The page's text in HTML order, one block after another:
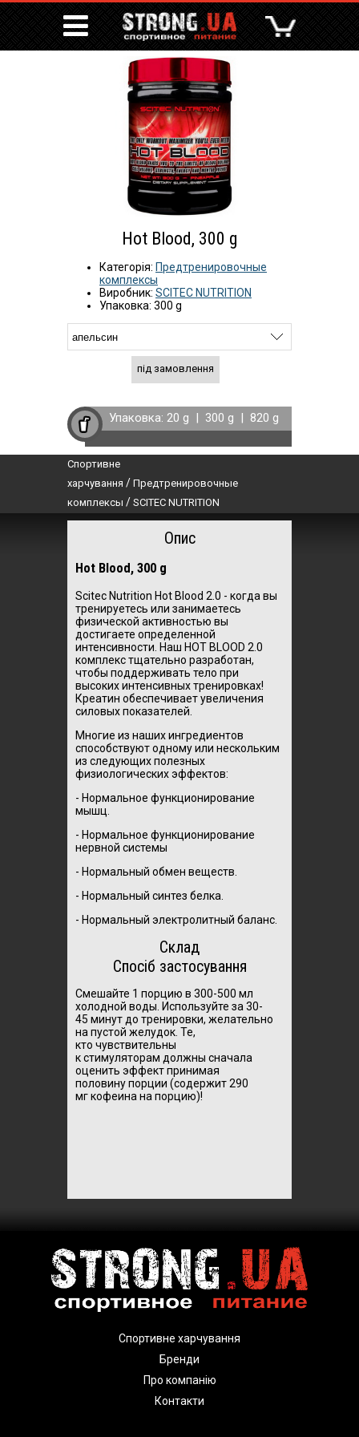
Hot Blood, 300 g
Категорія: Предтренировочные
комплексы
Виробник: SCITEC NUTRITION
Упаковка: 300 g
під замовлення
Упаковка: 20 g | 300 g | 820 g
Спортивне
харчування / Предтренировочные
комплексы / SCITEC NUTRITION
Опис
Hot Blood, 300 g
Scitec Nutrition Hot Blood 2.0 - когда вы
тренируетесь или занимаетесь
физической активностью вы
достигаете определенной
интенсивности. Наш HOT BLOOD 2.0
комплекс тщательно разработан,
чтобы поддерживать тело при
высоких интенсивных тренировках!
Креатин обеспечивает увеличения
силовых показателей.
Многие из наших ингредиентов
способствуют одному или нескольким
из следующих полезных
физиологических эффектов:
- Нормальное функционирование
мышц.
- Нормальное функционирование
нервной системы
- Нормальный обмен веществ.
- Нормальный синтез белка.
- Нормальный электролитный баланс.
Склад
Спосіб застосування
Смешайте 1 порцию в 300-500 мл
холодной воды Используйте за 30-
45 минут до тренировки, желательно
на пустой желудок. Те,
кто чувствительны
кстимуляторам должны сначала
оценить эффектпринимая
половинупорции (содержит290
мгкофеина на порцию)!
Спортивне харчування
Бренди
Про компанію
Контакти